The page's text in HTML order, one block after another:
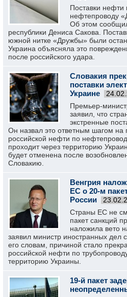
Поставки
нефтепроводу
Об этом
республики Дениса Сакова.
южной нитке «Дружбы» были
Украина объясняла это
после российского удара.
Словакия
поставки
Украине
Премьер-
заявил, что
экстренные
Он назвал это ответным шагом на
российской нефти по
проходит через территорию
будет отменена после
Словакию.
Венгрия
ЕС о 20-м
России
Страны ЕС не
пакет санкций
наложила вето
заявил министр иностранных дел
его словам, причиной стало
российской нефти по
территорию Украины.
19-й пакет